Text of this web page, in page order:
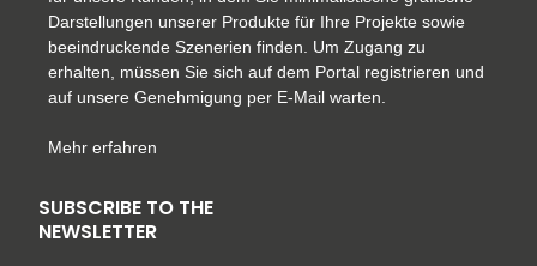
Darstellungen unserer Produkte für Ihre Projekte sowie
beeindruckende Szenerien finden. Um Zugang zu
erhalten, müssen Sie sich auf dem Portal registrieren und
auf unsere Genehmigung per E-Mail warten.
Mehr erfahren
SUBSCRIBE TO THE
NEWSLETTER